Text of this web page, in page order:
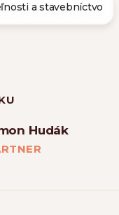
a stavebníctvo
Hudák